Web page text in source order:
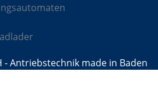
Antriebstechnik made in Baden